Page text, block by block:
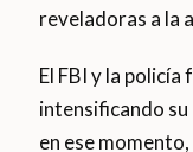
reveladoras a la
El FBI y la
intensificando su
en ese